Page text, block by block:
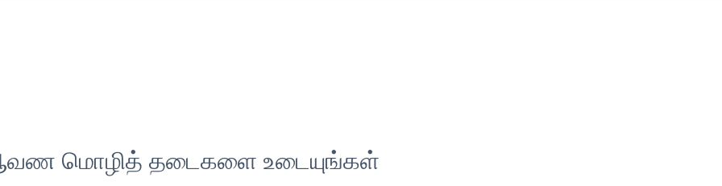
மொழித் தடைகளை உடையுங்கள்